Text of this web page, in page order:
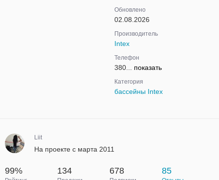
Обновлено
02.08.2026
Производитель
Intex
Телефон
380... показать
Категория
бассейны Intex
Liit
На проекте с марта 2011
99% 134 678 85